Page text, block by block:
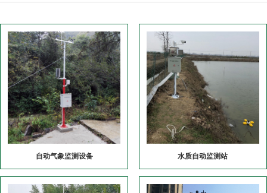
自动气象监测设备 水质自动监测站